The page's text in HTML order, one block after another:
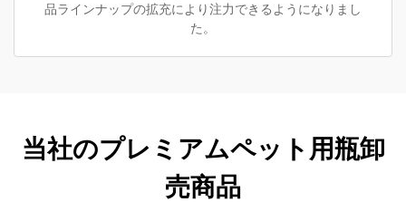
品ラインナップの拡充により注力できるようになりまし
た。
当社のプレミアムペット用瓶卸
売商品